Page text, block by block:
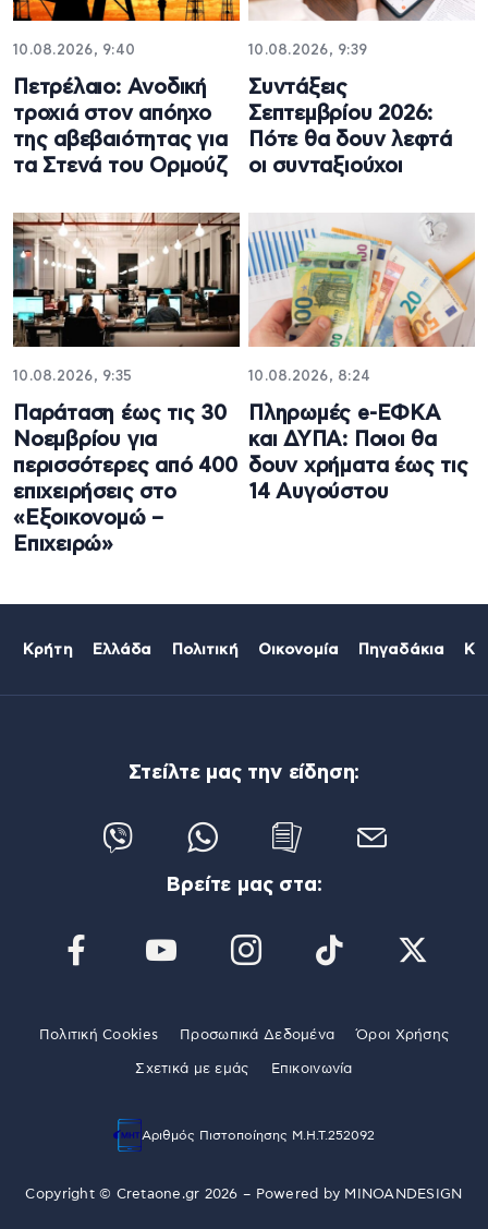
10.08.2026, 9:40
Πετρέλαιο: Ανοδική
τροχιά στον απόηχο
της αβεβαιότητας για
τα Στενά του Ορμούζ
10.08.2026, 9:39
Συντάξεις
Σεπτεμβρίου 2026:
Πότε θα δουν λεφτά
οι συνταξιούχοι
10.08.2026, 9:35
Παράταση έως τις 30
Νοεμβρίου για
περισσότερες από 400
επιχειρήσεις στο
«Εξοικονομώ –
Επιχειρώ»
10.08.2026, 8:24
Πληρωμές e-ΕΦΚΑ
και ΔΥΠΑ: Ποιοι θα
δουν χρήματα έως τις
14 Αυγούστου
Κρήτη Ελλάδα Πολιτική Οικονομία Πηγαδάκια
Στείλτε μας την είδηση:
Βρείτε μας στα:
Πολιτική Cookies Προσωπικά Δεδομένα Όροι Χρήσης
Σχετικά με εμάς Επικοινωνία
Αριθμός Πιστοποίησης Μ.Η.Τ.252092
Copyright © Cretaone.gr 2026 – Powered by MINOANDESIGN